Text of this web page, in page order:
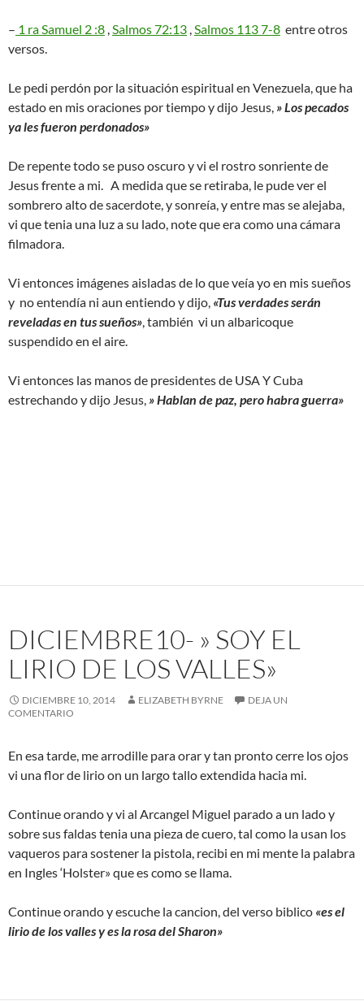
– 1 ra Samuel 2 :8 Salmos 72:13 Salmos 113 7-8 entre otros
versos.
Le pedi perdón por la situación espiritual en Venezuela, que ha
estado en mis oraciones por tiempo y dijo Jesus, » Los pecados
ya les fueron perdonados»
De repente todo se puso oscuro y vi el rostro sonriente de
Jesus frente a mi. A medida que se retiraba, le pude ver el
sombrero alto de sacerdote, y sonreía, y entre mas se alejaba,
vi que tenia una luz a su lado, note que era como una cámara
filmadora.
Vi entonces imágenes aisladas de lo que veía yo en mis sueños
y no entendía ni aun entiendo y dijo, «Tus verdades serán
reveladas en tus sueños» , también vi un albaricoque
suspendido en el aire.
Vi entonces las manos de presidentes de USA Y Cuba
estrechando y dijo Jesus, » Hablan de paz, pero habra guerra»
DICIEMBRE10- » SOY EL
LIRIO DE LOS VALLES»
DICIEMBRE 10, 2014 ELIZABETH BYRNE
DEJA UN
COMENTARIO
En esa tarde, me arrodille para orar y tan pronto cerre los ojos
vi una flor de lirio on un largo tallo extendida hacia mi.
Continue orando y vi al Arcangel Miguel parado a un lado y
sobre sus faldas tenia una pieza de cuero, tal como la usan los
vaqueros para sostener la pistola, recibi en mi mente la palabra
en Ingles ‘Holster» que es como se llama.
Continue orando y escuche la cancion, del verso biblico «es el
lirio de los valles y es la rosa del Sharon»